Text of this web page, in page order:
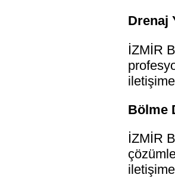
Drenaj
İZMİR
Bölme
İZMİR